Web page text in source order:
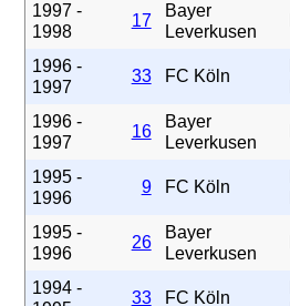
1997 -
1998
17
Bayer
Leverkusen
1996 -
1997
33 FC Köln
1996 -
1997
16
Bayer
Leverkusen
1995 -
1996
9 FC Köln
1995 -
1996
26
Bayer
Leverkusen
1994 -
33 FC Köln